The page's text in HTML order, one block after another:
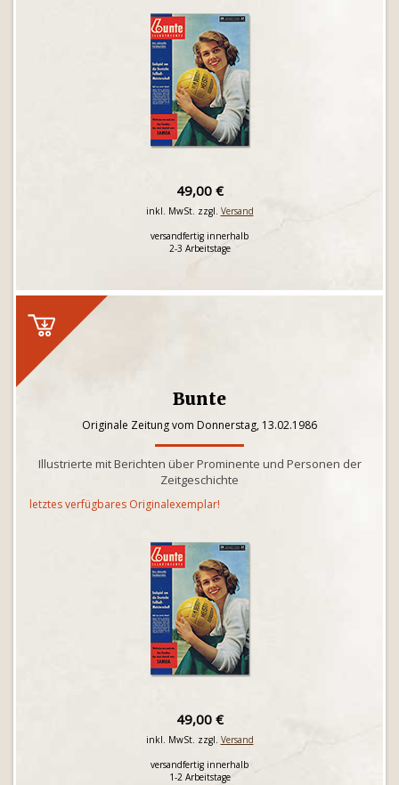
49,00 €
inkl. MwSt. zzgl. Versand
versandfertig innerhalb
2-3 Arbeitstage
Bunte
Originale Zeitung vom Donnerstag, 13.02.1986
Illustrierte mit Berichten über Prominente und Personen der
Zeitgeschichte
letztes verfügbares Originalexemplar!
49,00 €
inkl. MwSt. zzgl. Versand
versandfertig innerhalb
1-2 Arbeitstage